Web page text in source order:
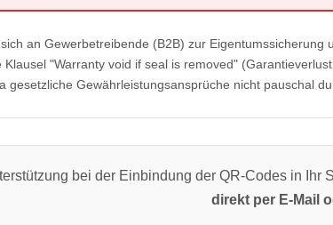
an Gewerbetreibende (B2B) zur Eigentumssicherung
Klausel "Warranty void if seal is removed"
gesetzliche Gewährleistungsansprüche nicht pauschal
bei der Einbindung der QR-Codes in Ihr
direkt per E-Mail